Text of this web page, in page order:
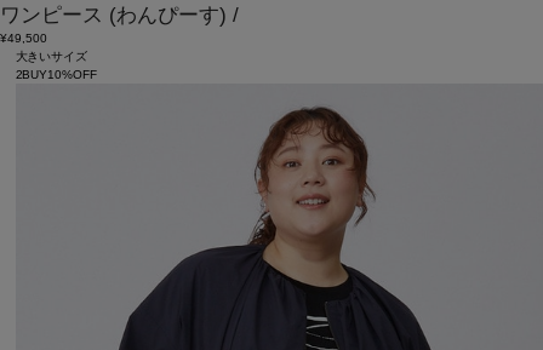
ワンピース (わんぴーす) /
¥49,500
大きいサイズ
2BUY10%OFF